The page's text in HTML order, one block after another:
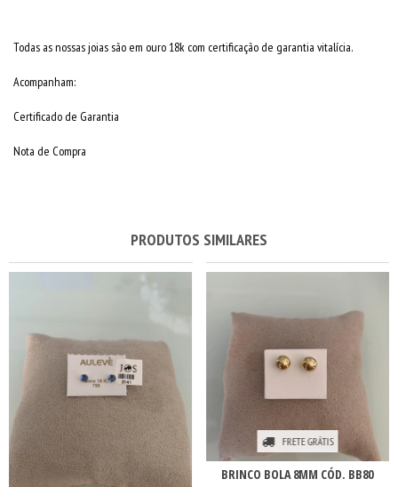
Todas as nossas joias são em ouro 18k com certificação de garantia vitalícia.
Acompanham:
Certificado de Garantia
Nota de Compra
PRODUTOS SIMILARES
FRETE GRÁTIS
BRINCO BOLA 8MM CÓD. BB80